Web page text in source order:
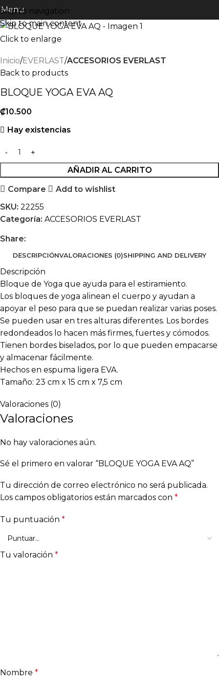
Skip to navigation
Skip to main content
Menu
Click to enlarge
Inicio EVERLAST ACCESORIOS EVERLAST
Back to products
BLOQUE YOGA EVA AQ
₡10.500
Hay existencias
AÑADIR AL CARRITO
Compare
Add to wishlist
SKU: 22255
Categoría: ACCESORIOS EVERLAST
Share:
DESCRIPCIÓNVALORACIONES (0)SHIPPING AND DELIVERY
Descripción
Bloque de Yoga que ayuda para el estiramiento.
Los bloques de yoga alinean el cuerpo y ayudan a
apoyar el peso para que se puedan realizar varias poses.
Se pueden usar en tres alturas diferentes. Los bordes
redondeados lo hacen más firmes, fuertes y cómodos.
Tienen bordes biselados, por lo que pueden empacarse
y almacenar fácilmente.
Hechos en espuma ligera EVA.
Tamaño: 23 cm x 15 cm x 7,5 cm
Valoraciones (0)
Valoraciones
No hay valoraciones aún.
Sé el primero en valorar “BLOQUE YOGA EVA AQ”
Tu dirección de correo electrónico no será publicada.
Los campos obligatorios están marcados con *
Tu puntuación *
Tu valoración *
Nombre *